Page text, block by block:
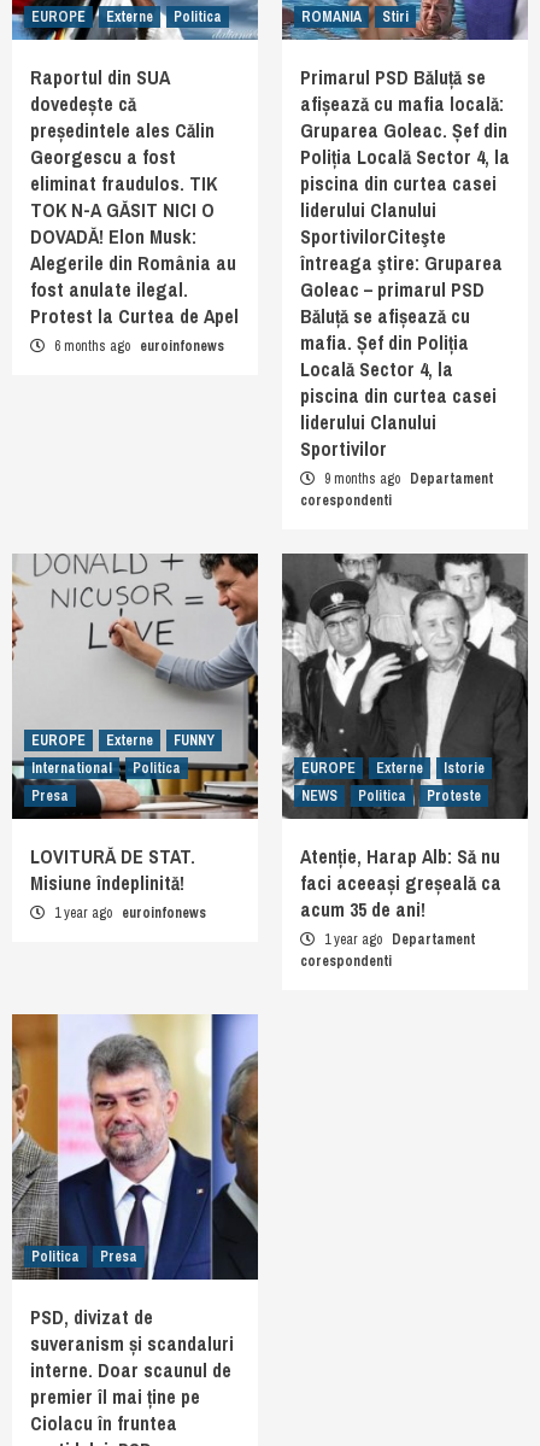
EUROPE Externe Politica
Raportul din SUA
dovedește că
președintele ales Călin
Georgescu a fost
eliminat fraudulos. TIK
TOK N-A GĂSIT NICI O
DOVADĂ! Elon Musk:
Alegerile din România au
fost anulate ilegal.
Protest la Curtea de Apel
6 months ago euroinfonews
ROMANIA Stiri
Primarul PSD Băluță se
afișează cu mafia locală:
Gruparea Goleac. Șef din
Poliția Locală Sector 4, la
piscina din curtea casei
liderului Clanului
SportivilorCiteşte
întreaga ştire: Gruparea
Goleac – primarul PSD
Băluță se afișează cu
mafia. Șef din Poliția
Locală Sector 4, la
piscina din curtea casei
liderului Clanului
Sportivilor
9 months ago Departament
corespondenti
EUROPE Externe
FUNNY
International
Politica
Presa
LOVITURĂ DE STAT.
Misiune îndeplinită!
1 year ago euroinfonews
EUROPE Externe
Istorie
NEWS
Politica Proteste
Atenție, Harap Alb: Să nu
faci aceeași greșeală ca
acum 35 de ani!
1 year ago Departament
corespondenti
Politica Presa
PSD, divizat de
suveranism și scandaluri
interne. Doar scaunul de
premier îl mai ține pe
Ciolacu în fruntea